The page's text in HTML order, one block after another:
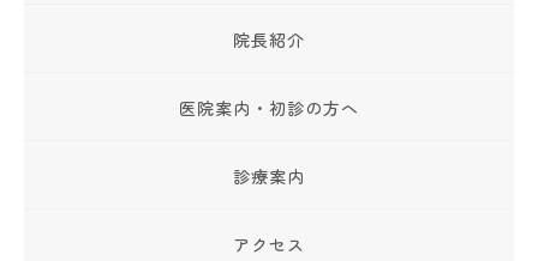
院長紹介
医院案内・初診の方へ
診療案内
アクセス